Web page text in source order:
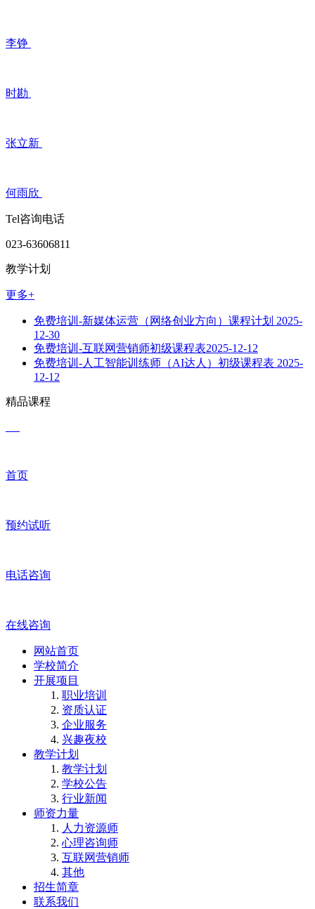
李铮
时勘
张立新
何雨欣
Tel咨询电话
023-63606811
教学计划
更多+
免费培训-新媒体运营（网络创业方向）课程计划 2025-
12-30
免费培训-互联网营销师初级课程表​2025-12-12
免费培训-人工智能训练师（AI达人）初级课程表 2025-
12-12
精品课程
首页
预约试听
电话咨询
在线咨询
网站首页
学校简介
开展项目
职业培训
资质认证
企业服务
兴趣夜校
教学计划
教学计划
学校公告
行业新闻
师资力量
人力资源师
心理咨询师
互联网营销师
其他
招生简章
联系我们